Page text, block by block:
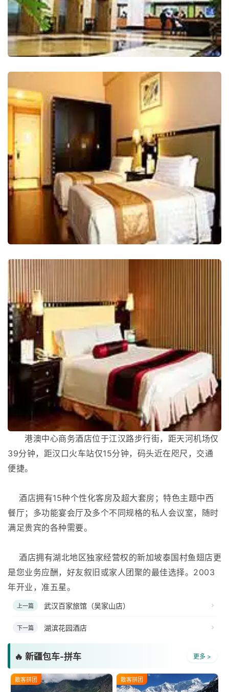
港澳中心商务酒店位于江汉路步行街，距天河机场仅
39分钟，距汉口火车站仅15分钟，码头近在咫尺，交通
便捷。
酒店拥有15种个性化客房及超大套房；特色主题中西
餐厅；多功能宴会厅及多个不同规格的私人会议室，随时
满足贵宾的各种需要。
酒店拥有湖北地区独家经营权的新加坡泰国村鱼翅店更
是您业务应酬，好友叙旧或家人团聚的最佳选择。2003
年开业，准五星。
上一篇 武汉百家旅馆（吴家山店）
下一篇 湖滨花园酒店
🔥 新疆包车-拼车 更多 >
散客拼团 散客拼团